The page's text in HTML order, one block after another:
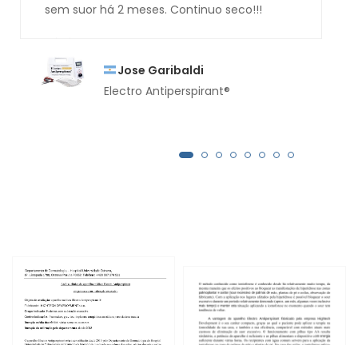
sem suor há 2 meses. Continuo seco!!!
Jose Garibaldi
Electro Antiperspirant®